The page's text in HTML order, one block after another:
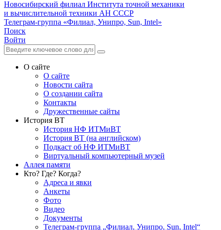
Новосибирский филиал Института точной механики
и вычислительной техники АН СССР
Телеграм-группа «Филиал, Унипро, Sun, Intel»
Поиск
Войти
О сайте
О сайте
Новости сайта
О создании сайта
Контакты
Дружественные сайты
История ВТ
История НФ ИТМиВТ
История ВТ (на английском)
Подкаст об НФ ИТМиВТ
Виртуальный компьютерный музей
Аллея памяти
Кто? Где? Когда?
Адреса и явки
Анкеты
Фото
Видео
Документы
Телеграм-группа „Филиал, Унипро, Sun, Intel“